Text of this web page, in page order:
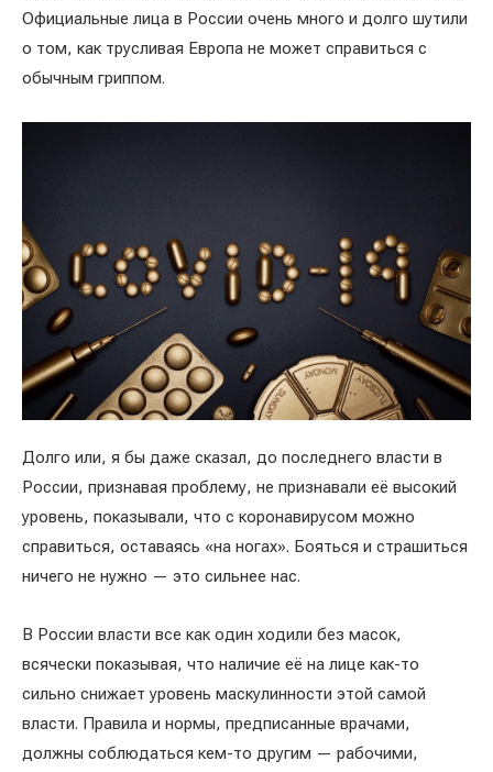
Официальные лица в России очень много и долго шутили
о том, как трусливая Европа не может справиться с
обычным гриппом.
Долго или, я бы даже сказал, до последнего власти в
России, признавая проблему, не признавали её высокий
уровень, показывали, что с коронавирусом можно
справиться, оставаясь «на ногах». Бояться и страшиться
ничего не нужно — это сильнее нас.
В России власти все как один ходили без масок,
всячески показывая, что наличие её на лице как-то
сильно снижает уровень маскулинности этой самой
власти. Правила и нормы, предписанные врачами,
должны соблюдаться кем-то другим — рабочими,